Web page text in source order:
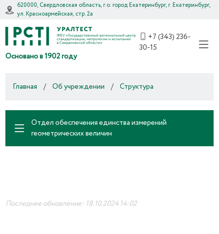
620000, Свердловская область, г.о. город Екатеринбург, г. Екатеринбург,
ул. Красноармейская, стр. 2а
Основано в 1902 году
+7 (343) 236-
30-15
Главная / Об учреждении / Структура
Отдел обеспечения единства измерений
геометрических величин
Последнее обновление: 18.10.2024 14:02